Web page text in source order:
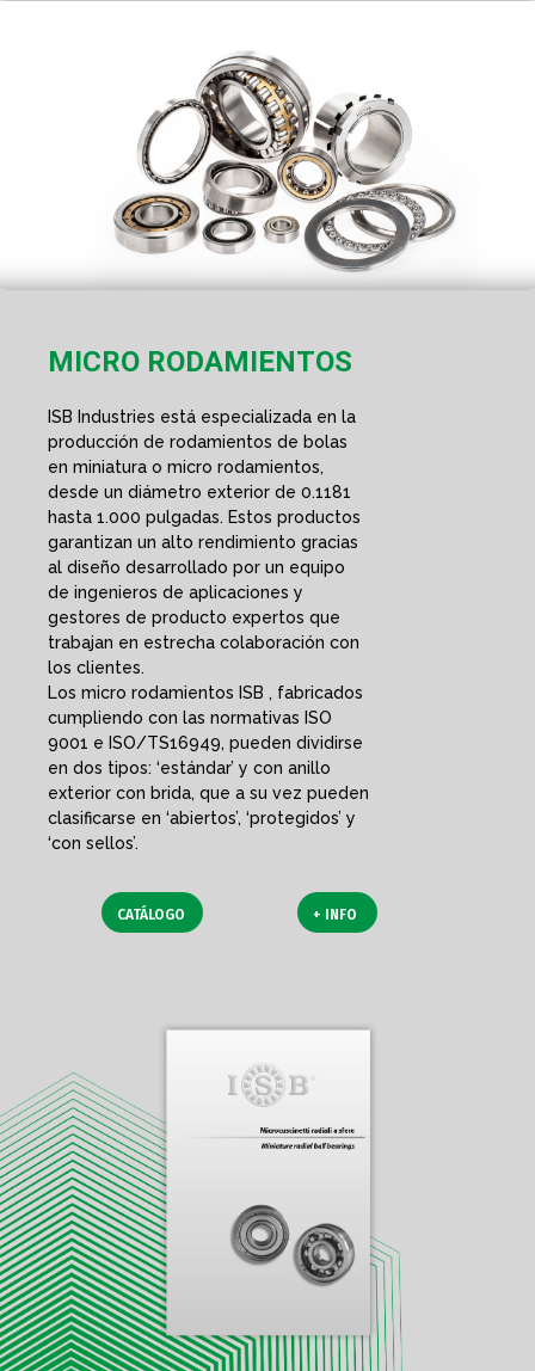
MICRO RODAMIENTOS
ISB Industries está especializada en la
producción de rodamientos de bolas
en miniatura o micro rodamientos,
desde un diámetro exterior de 0.1181
hasta 1.000 pulgadas. Estos productos
garantizan un alto rendimiento gracias
al diseño desarrollado por un equipo
de ingenieros de aplicaciones y
gestores de producto expertos que
trabajan en estrecha colaboración con
los clientes.
Los micro rodamientos ISB , fabricados
cumpliendo con las normativas ISO
9001 e ISO/TS16949, pueden dividirse
en dos tipos: ‘estándar’ y con anillo
exterior con brida, que a su vez pueden
clasificarse en ‘abiertos’, ‘protegidos’ y
‘con sellos’.
CATÁLOGO + INFO